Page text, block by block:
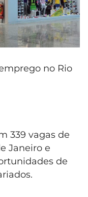
no Rio
339 vagas de
Janeiro e
de